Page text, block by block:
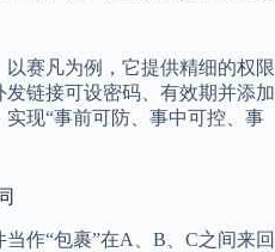
以赛凡为例，它提供精细的权限
链接可设密码、有效期并添加
现“事前可防、事中可控、事
作“包裹”在A、B、C之间来回